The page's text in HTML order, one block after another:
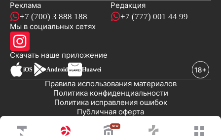
Реклама
+7 (700) 3 888 188
Редакция
+7 (777) 001 44 99
Мы в социальных сетях
Скачать наше приложениеновостей
iOS Android Huawei
Публичная оферта
Политика исправления ошибок
Политика конфиденциальности
Правила использования материалов
© 2008-2026 ТОО «EML»